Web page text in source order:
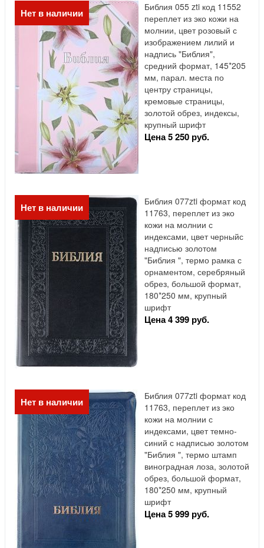
Нет в наличии
Библия 055 zti код 11552
переплет из эко кожи на
молнии, цвет розовый с
изображением лилий и
надпись "Библия",
средний формат, 145*205
мм, парал. места по
центру страницы,
кремовые страницы,
золотой обрез, индексы,
крупный шрифт
Цена 5 250 руб.
Нет в наличии
Библия 077zti формат код
11763, переплет из эко
кожи на молнии с
индексами, цвет черныйс
надписью золотом
"Библия ", термо рамка с
орнаментом, серебряный
обрез, большой формат,
180*250 мм, крупный
шрифт
Цена 4 399 руб.
Нет в наличии
Библия 077zti формат код
11763, переплет из эко
кожи на молнии с
индексами, цвет темно-
синий с надписью золотом
"Библия ", термо штамп
виноградная лоза, золотой
обрез, большой формат,
180*250 мм, крупный
шрифт
Цена 5 999 руб.